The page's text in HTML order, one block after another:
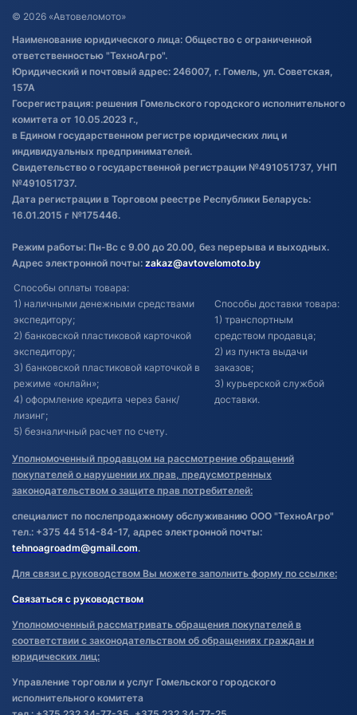
Договор публичной оферты
Обработка файлов cookie
Постановка транспорта на учет
Обновления в ЭПТС 2024
© 2026 «Автовеломото»
Наименование юридического лица: Общество с ограниченной
ответственностью "ТехноАгро".
Юридический и почтовый адрес: 246007, г. Гомель, ул. Советская,
157А
Госрегистрация: решения Гомельского городского исполнительного
комитета от 10.05.2023 г.,
в Едином государственном регистре юридических лиц и
индивидуальных предпринимателей.
Свидетельство о государственной регистрации №491051737, УНП
№491051737.
Дата регистрации в Торговом реестре Республики Беларусь:
16.01.2015 г №175446.
Режим работы: Пн-Вс с 9.00 до 20.00, без перерыва и выходных.
Адрес электронной почты: zakaz@avtovelomoto.by
Способы оплаты товара:
1) наличными денежными средствами
экспедитору;
2) банковской пластиковой карточкой
экспедитору;
3) банковской пластиковой карточкой в
режиме «онлайн»;
4) оформление кредита через банк/
лизинг;
5) безналичный расчет по счету.
Способы доставки товара:
1) транспортным
средством продавца;
2) из пункта выдачи
заказов;
3) курьерской службой
доставки.
Уполномоченный продавцом на рассмотрение обращений
покупателей о нарушении их прав, предусмотренных
законодательством о защите прав потребителей:
специалист по послепродажному обслуживанию ООО "ТехноАгро"
тел.: +375 44 514-84-17, адрес электронной почты:
tehnoagroadm@gmail.com.
Для связи с руководством Вы можете заполнить форму по ссылке:
Связаться с руководством
Уполномоченный рассматривать обращения покупателей в
соответствии с законодательством об обращениях граждан и
юридических лиц:
Управление торговли и услуг Гомельского городского
исполнительного комитета